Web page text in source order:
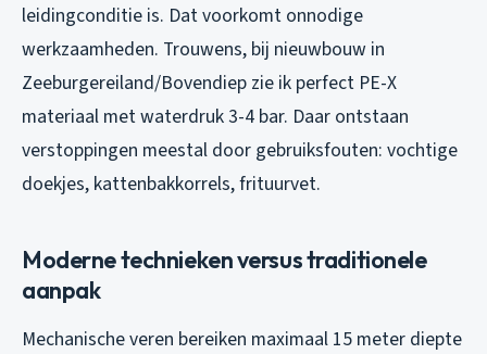
leidingconditie is. Dat voorkomt onnodige
werkzaamheden. Trouwens, bij nieuwbouw in
Zeeburgereiland/Bovendiep zie ik perfect PE-X
materiaal met waterdruk 3-4 bar. Daar ontstaan
verstoppingen meestal door gebruiksfouten: vochtige
doekjes, kattenbakkorrels, frituurvet.
Moderne technieken versus traditionele
aanpak
Mechanische veren bereiken maximaal 15 meter diepte